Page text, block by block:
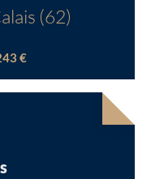
(62)
€